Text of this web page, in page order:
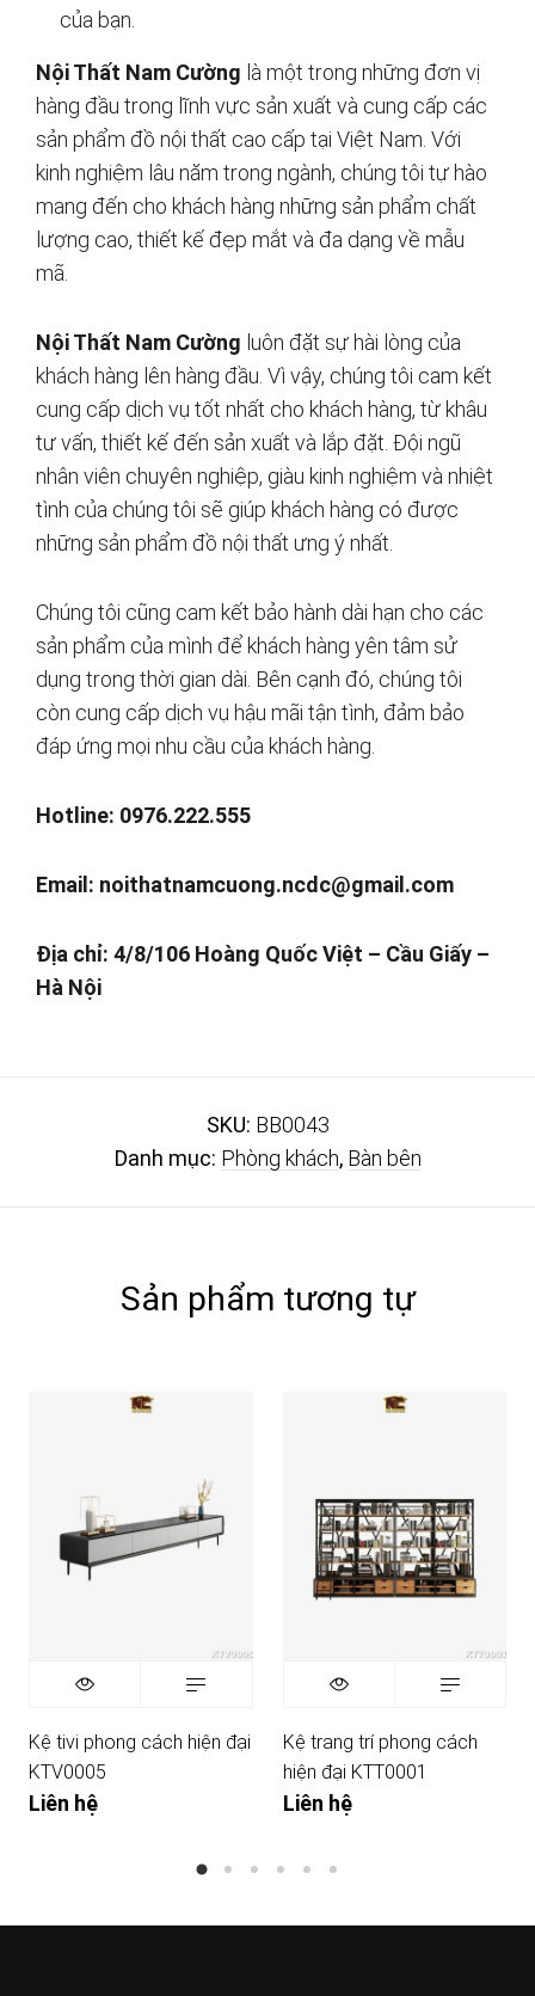
của bạn.
Nội Thất Nam Cường là một trong những đơn vị
hàng đầu trong lĩnh vực sản xuất và cung cấp các
sản phẩm đồ nội thất cao cấp tại Việt Nam. Với
kinh nghiệm lâu năm trong ngành, chúng tôi tự hào
mang đến cho khách hàng những sản phẩm chất
lượng cao, thiết kế đẹp mắt và đa dạng về mẫu
mã.
Nội Thất Nam Cường luôn đặt sự hài lòng của
khách hàng lên hàng đầu. Vì vậy, chúng tôi cam kết
cung cấp dịch vụ tốt nhất cho khách hàng, từ khâu
tư vấn, thiết kế đến sản xuất và lắp đặt. Đội ngũ
nhân viên chuyên nghiệp, giàu kinh nghiệm và nhiệt
tình của chúng tôi sẽ giúp khách hàng có được
những sản phẩm đồ nội thất ưng ý nhất.
Chúng tôi cũng cam kết bảo hành dài hạn cho các
sản phẩm của mình để khách hàng yên tâm sử
dụng trong thời gian dài. Bên cạnh đó, chúng tôi
còn cung cấp dịch vụ hậu mãi tận tình, đảm bảo
đáp ứng mọi nhu cầu của khách hàng.
Hotline: 0976.222.555
Email: noithatnamcuong.ncdc@gmail.com
Địa chỉ: 4/8/106 Hoàng Quốc Việt – Cầu Giấy –
Hà Nội
SKU: BB0043
Danh mục: Phòng khách, Bàn bên
Sản phẩm tương tự
Kệ tivi phong cách hiện đại
KTV0005
Liên hệ
Kệ trang trí phong cách
hiện đại KTT0001
Liên hệ